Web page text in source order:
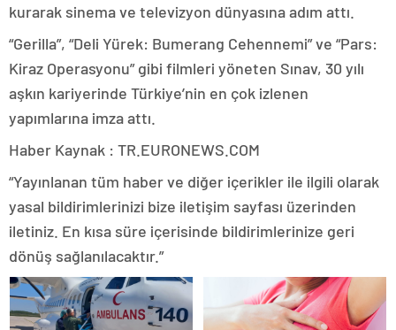
kurarak sinema ve televizyon dünyasına adım attı.
“Gerilla”, “Deli Yürek: Bumerang Cehennemi” ve “Pars:
Kiraz Operasyonu” gibi filmleri yöneten Sınav, 30 yılı
aşkın kariyerinde Türkiye’nin en çok izlenen
yapımlarına imza attı.
Haber Kaynak : TR.EURONEWS.COM
“Yayınlanan tüm haber ve diğer içerikler ile ilgili olarak
yasal bildirimlerinizi bize iletişim sayfası üzerinden
iletiniz. En kısa süre içerisinde bildirimlerinize geri
dönüş sağlanılacaktır.”